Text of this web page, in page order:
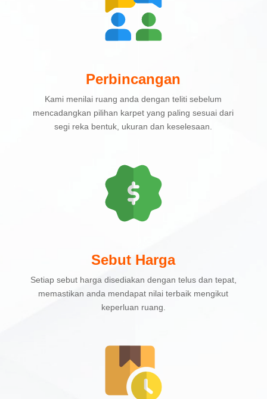
Perbincangan
Kami menilai ruang anda dengan teliti sebelum
mencadangkan pilihan karpet yang paling sesuai dari
segi reka bentuk, ukuran dan keselesaan.
Sebut Harga
Setiap sebut harga disediakan dengan telus dan tepat,
memastikan anda mendapat nilai terbaik mengikut
keperluan ruang.